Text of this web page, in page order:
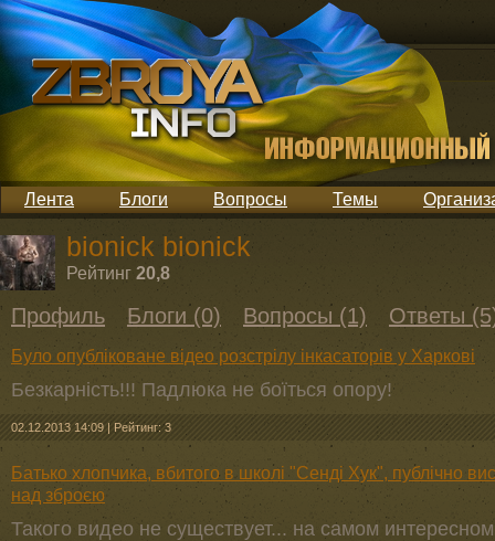
Лента Блоги Вопросы Темы
bionick bionick
Рейтинг 20,8
Профиль Блоги (0) Вопросы (1) Ответы
Було опубліковане відео розстрілу інкасаторів у Харкові
Безкарність!!! Падлюка не боїться опору!
02.12.2013 14:09 | Рейтинг: 3
Батько хлопчика, вбитого в школі "Сенді Хук", публічно
над зброєю
Такого видео не существует... на самом